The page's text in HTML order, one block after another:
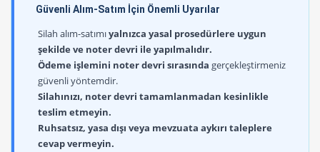
Güvenli Alım-Satım İçin Önemli Uyarılar
Silah alım-satımıyalnızca yasal prosedürlere uygun
şekilde ve noter devri ile yapılmalıdır.
Ödeme işlemini noter devri sırasında gerçekleştirmeniz
güvenli yöntemdir.
Silahınızı, noter devri tamamlanmadan kesinlikle
teslim etmeyin.
Ruhsatsız, yasa dışı veya mevzuata aykırı taleplere
cevap vermeyin.